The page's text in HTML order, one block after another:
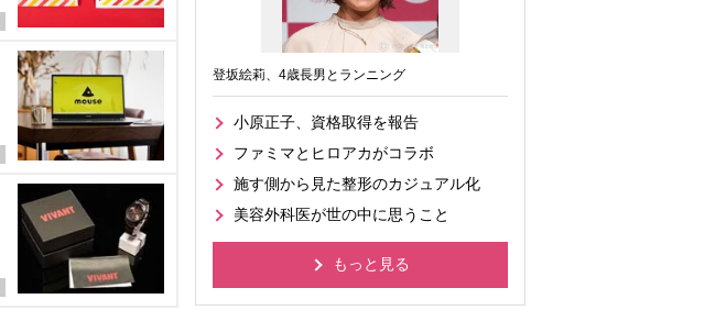
登坂絵莉、4歳長男とランニング
小原正子、資格取得を報告
ファミマとヒロアカがコラボ
施す側から見た整形のカジュアル化
美容外科医が世の中に思うこと
もっと見る